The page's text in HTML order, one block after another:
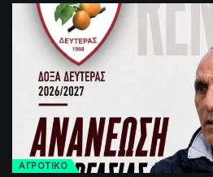
ΑΓΡΟΤΙΚΟ